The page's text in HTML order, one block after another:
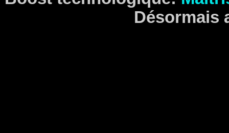
Désormais